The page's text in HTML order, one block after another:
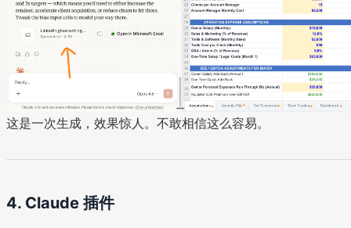
这是一次生成，效果惊人。不敢相信这么容易。
4. Claude 插件